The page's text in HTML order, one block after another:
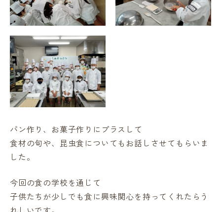
パン作り、お菓子作りにプラスして
食材の旬や、昆虫食についてもお話しさせてもらいま
した。
今回の食の学校を通じて
子供たちが少しでも食に興味関心を持ってくれたらう